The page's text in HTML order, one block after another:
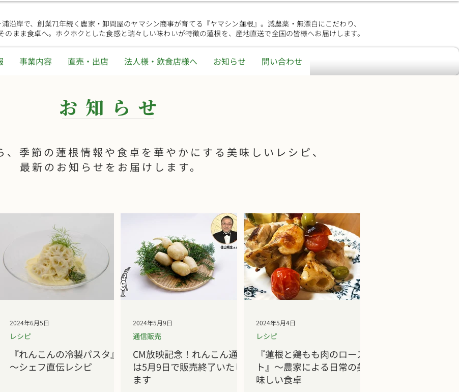
沿岸で、創業71年続く農家・卸問屋のヤマシン商事が育てる『ヤマシン蓮根』。減農薬・無漂白にこだわり、
のまま食卓へ。ホクホクとした食感と瑞々しい味わいが特徴の蓮根を、産地直送で全国の皆様へお届けします。
事業内容 直売・出店 法人様・飲食店様へ お知らせ 問い合わせ
お 知 ら せ
、季節の蓮根情報や食卓を華やかにする美味しいレシピ、
最新のお知らせをお届けします。
『れんこんの冷製パスタ』
～シェフ直伝レシピ
レシピ
2024年6月5日
CM放映記念！れんこん通販
は5月9日で販売終了いたし
ます
通信販売
2024年5月9日
『蓮根と鶏もも肉のロース
ト』～農家による日常の美
味しい食卓
レシピ
2024年5月4日